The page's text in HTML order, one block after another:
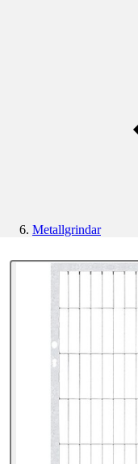
Metallgrindar